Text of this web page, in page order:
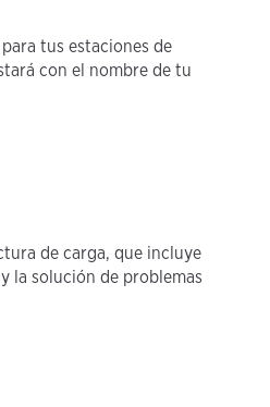
tus estaciones de
con el nombre de tu
de carga, que incluye
la solución de problemas